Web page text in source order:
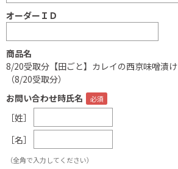
オーダーＩＤ
商品名
8/20受取分【田ごと】カレイの西京味噌漬け
（8/20受取分）
お問い合わせ時氏名
［姓］
［名］
（全角で入力してください）